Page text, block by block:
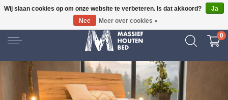
GRATIS BEZORGD
0
Wij slaan cookies op om onze website te verbeteren. Is dat akkoord?
Ja
Nee
Meer over cookies »